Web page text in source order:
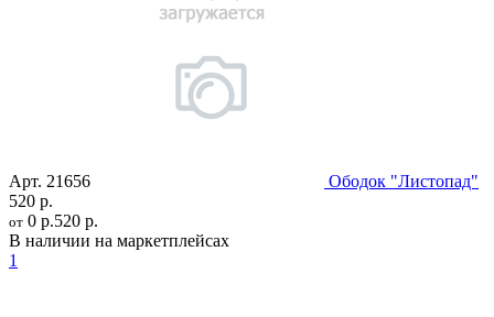
Арт. 21656
Ободок "Листопад"
520 р.
от 0 р.520 р.
В наличии на маркетплейсах
1